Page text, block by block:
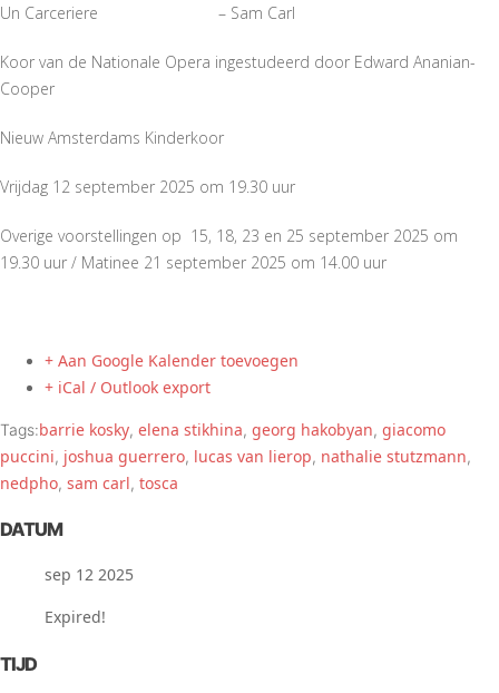
Un Carceriere – Sam Carl
Koor van de Nationale Opera ingestudeerd door Edward Ananian-
Cooper
Nieuw Amsterdams Kinderkoor
Vrijdag 12 september 2025 om 19.30 uur
Overige voorstellingen op 15, 18, 23 en 25 september 2025 om
19.30 uur / Matinee 21 september 2025 om 14.00 uur
+ Aan Google Kalender toevoegen
+ iCal / Outlook export
Tags:barrie kosky, elena stikhina, georg hakobyan, giacomo
puccini, joshua guerrero, lucas van lierop, nathalie stutzmann,
nedpho, sam carl, tosca
DATUM
sep 12 2025
Expired!
TIJD